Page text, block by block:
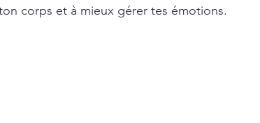
corps et à mieux gérer tes émotions.